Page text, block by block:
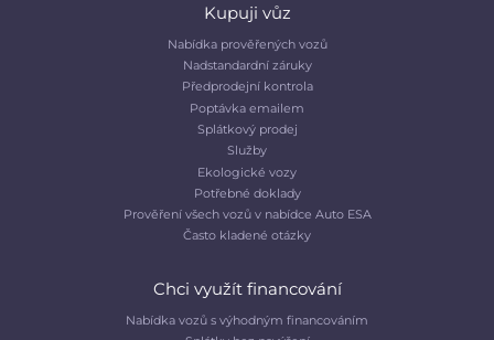
Kupuji vůz
Nabídka prověřených vozů
Nadstandardní záruky
Předprodejní kontrola
Poptávka emailem
Splátkový prodej
Služby
Ekologické vozy
Potřebné doklady
Prověření všech vozů v nabídce Auto ESA
Často kladené otázky
Chci využít financování
Nabídka vozů s výhodným financováním